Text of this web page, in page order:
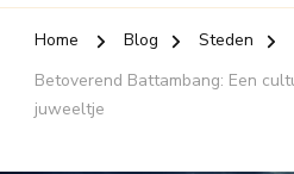
Home Blog
Steden
Betoverend Battambang: Een
juweeltje